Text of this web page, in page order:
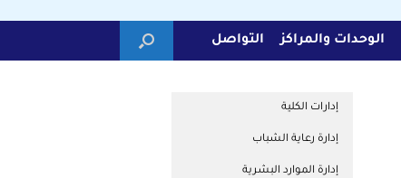
الوحدات والمراكز التواصل
إدارات الكلية
إدارة رعاية الشباب
إدارة الموارد البشرية